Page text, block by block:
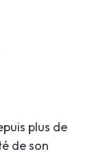
plus de
de son